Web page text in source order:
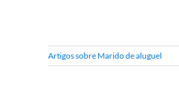
Artigos sobre Marido de aluguel